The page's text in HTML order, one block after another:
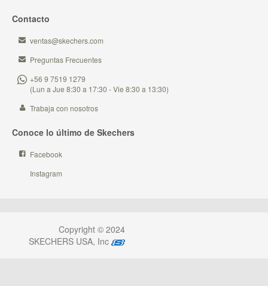
Contacto
ventas@skechers.com
Preguntas Frecuentes
+56 9 7519 1279
(Lun a Jue 8:30 a 17:30 - Vie 8:30 a 13:30)
Trabaja con nosotros
Conoce lo último de Skechers
Facebook
Instagram
Copyright © 2024
SKECHERS USA, Inc